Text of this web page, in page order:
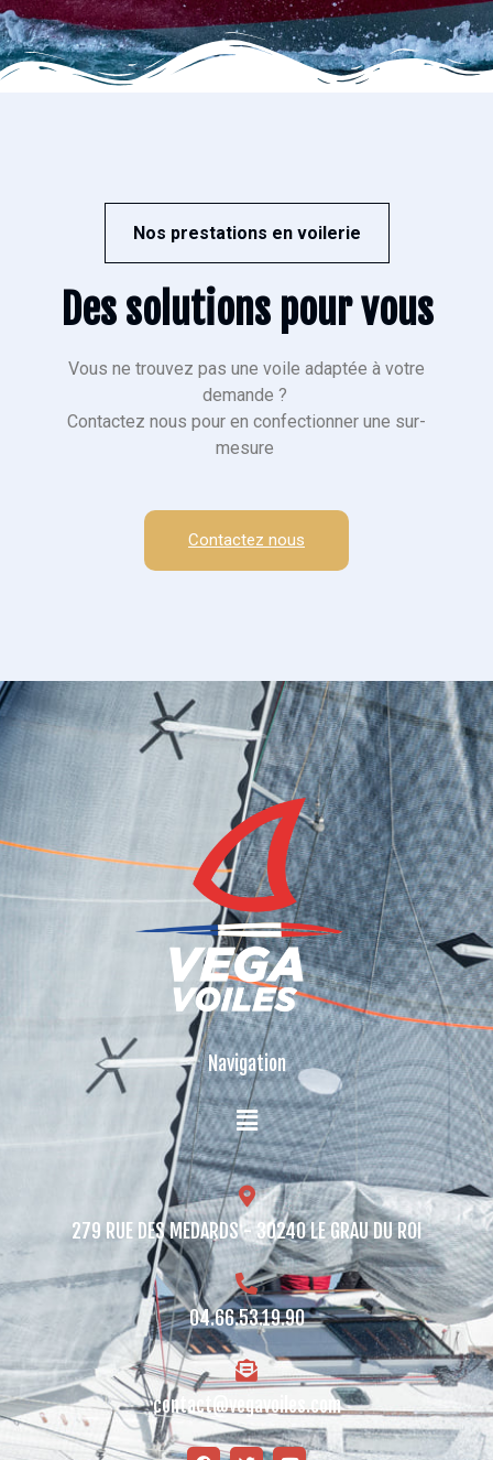
Nos prestations en voilerie
Des solutions pour vous
Vous ne trouvez pas une voile adaptée à votre
demande ?
Contactez nous pour en confectionner une sur-
mesure
Contactez nous
Navigation
279 RUE DES MEDARDS - 30240 LE GRAU DU ROI​
04.66.53.19.90
contact@vegavoiles.com